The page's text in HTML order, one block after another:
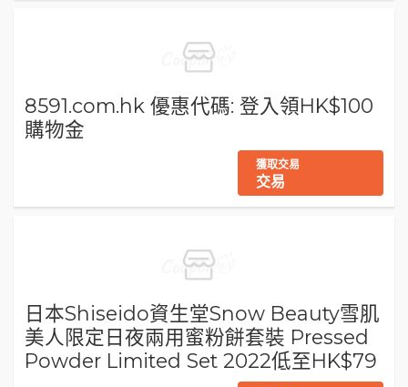
8591.com.hk 優惠代碼: 登入領HK$100
購物金
獲取交易
交易
日本Shiseido資生堂Snow Beauty雪肌
美人限定日夜兩用蜜粉餅套裝 Pressed
Powder Limited Set 2022低至HK$79